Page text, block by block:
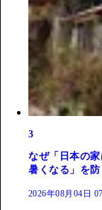
3
なぜ「日本の
暑くなる」を
2026年08月04日